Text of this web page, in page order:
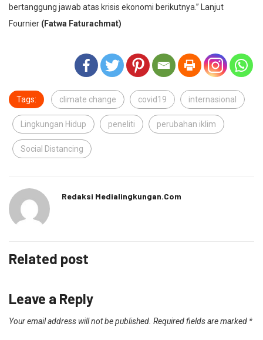
bertanggung jawab atas krisis ekonomi berikutnya.” Lanjut
Fournier (Fatwa Faturachmat)
Tags: climate change covid19 internasional
Lingkungan Hidup peneliti perubahan iklim
Social Distancing
Redaksi Medialingkungan.com
Related post
Leave a Reply
Your email address will not be published. Required fields are marked *